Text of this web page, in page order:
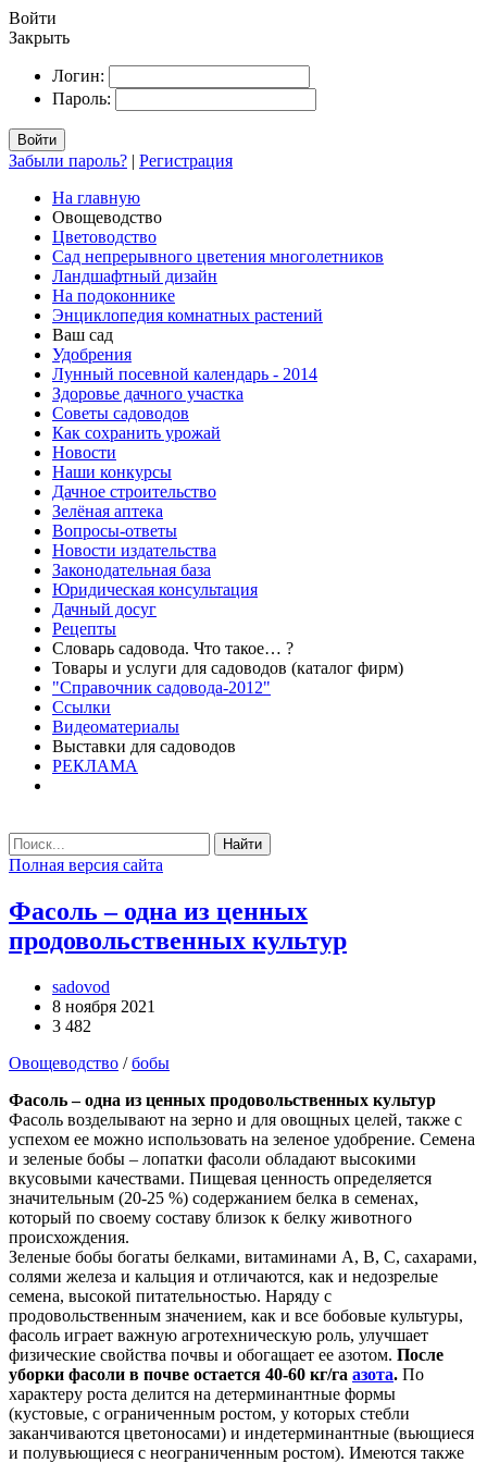
Войти
Закрыть
Логин:
Пароль:
Войти
Забыли пароль? | Регистрация
На главную
Овощеводство
Цветоводство
Сад непрерывного цветения многолетников
Ландшафтный дизайн
На подоконнике
Энциклопедия комнатных растений
Ваш сад
Удобрения
Лунный посевной календарь - 2014
Здоровье дачного участка
Советы садоводов
Как сохранить урожай
Новости
Наши конкурсы
Дачное строительство
Зелёная аптека
Вопросы-ответы
Новости издательства
Законодательная база
Юридическая консультация
Дачный досуг
Рецепты
Словарь садовода. Что такое… ?
Товары и услуги для садоводов (каталог фирм)
"Справочник садовода-2012"
Ссылки
Видеоматериалы
Выставки для садоводов
РЕКЛАМА
Найти
Полная версия сайта
Фасоль – одна из ценных
продовольственных культур
sadovod
8 ноября 2021
3 482
Овощеводство /бобы
Фасоль – одна из ценных продовольственных культур
Фасоль возделывают на зерно и для овощных целей, также с
успехом ее можно использовать на зеленое удобрение. Семена
и зеленые бобы – лопатки фасоли обладают высокими
вкусовыми качествами. Пищевая ценность определяется
значительным (20-25 %) содержанием белка в семенах,
который по своему составу близок к белку животного
происхождения.
Зеленые бобы богаты белками, витаминами A, B, C, сахарами,
солями железа и кальция и отличаются, как и недозрелые
семена, высокой питательностью. Наряду с
продовольственным значением, как и все бобовые культуры,
фасоль играет важную агротехническую роль, улучшает
физические свойства почвы и обогащает ее азотом. После
уборки фасоли в почве остается 40-60 кг/га азота. По
характеру роста делится на детерминантные формы
(кустовые, с ограниченным ростом, у которых стебли
заканчиваются цветоносами) и индетерминантные (вьющиеся
и полувьющиеся с неограниченным ростом). Имеются также